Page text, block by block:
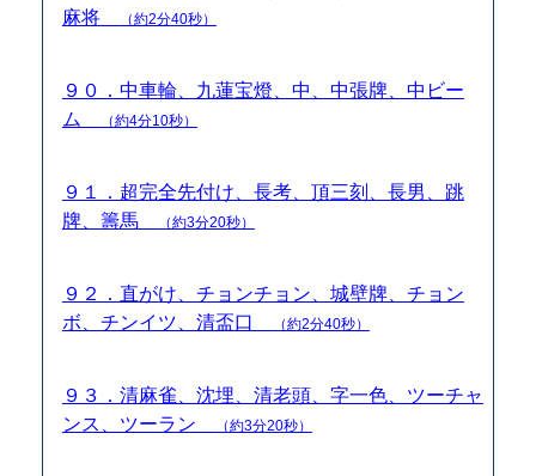
麻将
（約2分40秒）
９０．中車輪、九蓮宝燈、中、中張牌、中ビー
ム
（約4分10秒）
９１．超完全先付け、長考、頂三刻、長男、跳
牌、籌馬
（約3分20秒）
９２．直がけ、チョンチョン、城壁牌、チョン
ボ、チンイツ、清盃口
（約2分40秒）
９３．清麻雀、沈埋、清老頭、字一色、ツーチャ
ンス、ツーラン
（約3分20秒）